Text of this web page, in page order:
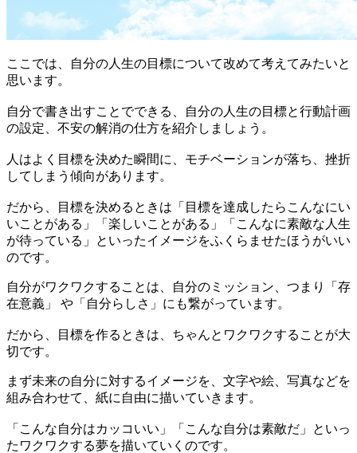
ここでは、自分の人生の目標について改めて考えてみたいと
思います。
自分で書き出すことでできる、自分の人生の目標と行動計画
の設定、不安の解消の仕方を紹介しましょう。
人はよく目標を決めた瞬間に、モチベーションが落ち、挫折
してしまう傾向があります。
だから、目標を決めるときは「目標を達成したらこんなにい
いことがある」「楽しいことがある」「こんなに素敵な人生
が待っている」といったイメージをふくらませたほうがいい
のです。
自分がワクワクすることは、自分のミッション、つまり「存
在意義」 や「自分らしさ」にも繋がっています。
だから、目標を作るときは、ちゃんとワクワクすることが大
切です。
まず未来の自分に対するイメージを、文字や絵、写真などを
組み合わせて、紙に自由に描いていきます。
「こんな自分はカッコいい」「こんな自分は素敵だ」といっ
たワクワクする夢を描いていくのです。